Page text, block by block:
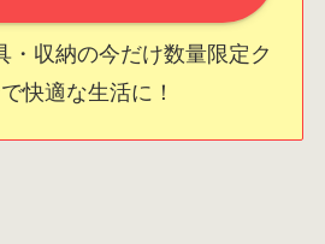
・収納の今だけ数量限定ク
快適な生活に！